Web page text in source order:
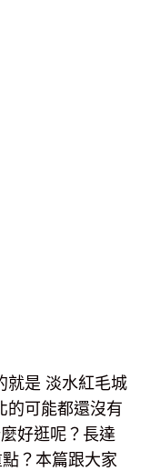
就是 淡水紅毛城
的可能都還沒有
好逛呢？長達
？本篇跟大家